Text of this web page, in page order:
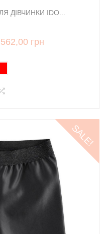
ДІВЧИНКИ IDO...
562,00 грн
SALE!